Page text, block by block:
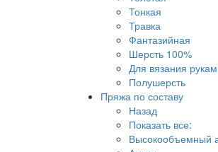
Тонкая
Травка
Фантазийная
Шерсть 100%
Для вязания
Полушерсть
Пряжа по составу
Назад
Показать все:
Высокообъемный